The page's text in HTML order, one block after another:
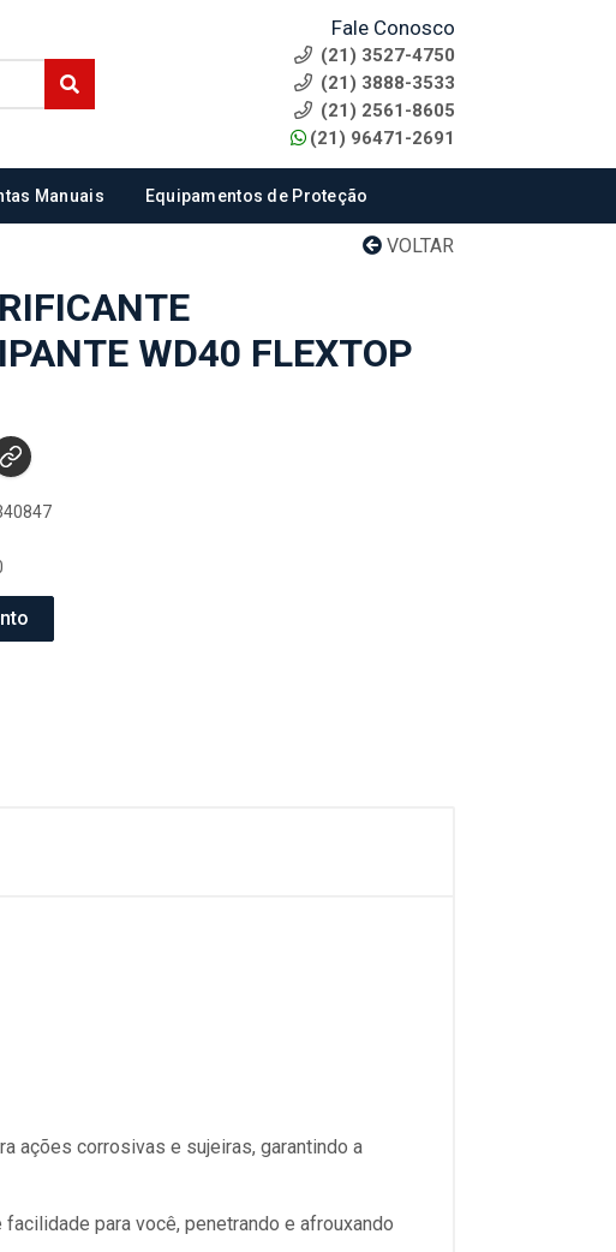
Fale Conosco
(21) 3527-4750
(21) 3888-3533
(21) 2561-8605
(21) 96471-2691
Manuais Equipamentos de Proteção
VOLTAR
WD40 FLEXTOP
ações corrosivas e sujeiras, garantindo a
para você, penetrando e afrouxando